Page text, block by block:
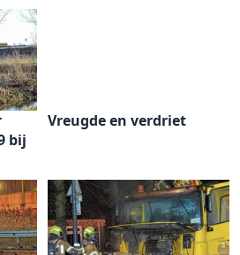
bij
Vreugde en verdriet